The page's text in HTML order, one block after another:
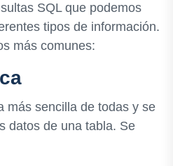
SQL que podemos
tipos de información.
más comunes:
más sencilla de todas y se
datos de una tabla. Se